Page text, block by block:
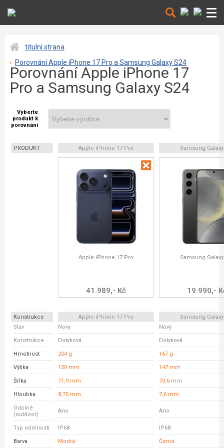
titulní strana
Porovnání Apple iPhone 17 Pro a Samsung Galaxy S24
Porovnání Apple iPhone 17
Pro a Samsung Galaxy S24
Vyberte
produkt k
porovnání
PRODUKT Apple iPhone 17 Pro Samsung Galaxy
Apple iPhone 17 Pro
41.989,- Kč
Samsung Galaxy
19.990,-
Konstrukce Apple iPhone 17 Pro
Samsung Galaxy
Stav
Nový Nový
Konstrukce Dotyková Dotyková
Hmotnost 204 g 167 g
Výška 150 mm 147 mm
Šířka 71,9 mm 70,6 mm
Hloubka 8,75 mm 7,6 mm
Odolné
(outdoor)
Ano Ano
Typ odolnosti IP68 IP68
Barva Modrá Černá